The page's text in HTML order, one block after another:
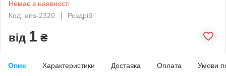
Немає в наявності
Код: ens-2320
Роздріб
від 1 ₴
Опис Характеристики Доставка Оплата Умови